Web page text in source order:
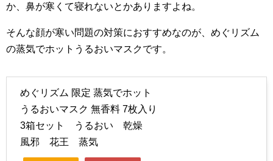
か、鼻が寒くて寝れないとかありますよね。
そんな顔が寒い問題の対策におすすめなのが、めぐリズム
の蒸気でホットうるおいマスクです。
めぐリズム 限定 蒸気でホット
うるおいマスク 無香料 7枚入り
3箱セット うるおい 乾燥
風邪 花王 蒸気